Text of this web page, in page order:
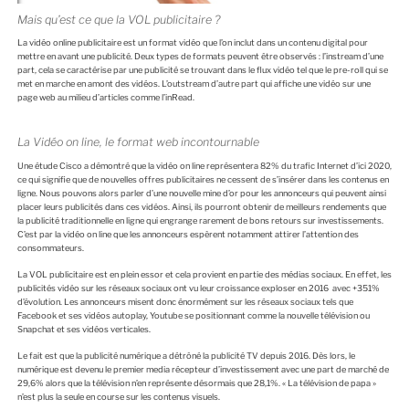
G
o
g
e
a
c
e
o
»
Mais qu’est ce que la VOL publicitaire ?
La vidéo online publicitaire est un format vidéo que l’on inclut dans un contenu digital pour
mettre en avant une publicité. Deux types de formats peuvent être observés : l’instream d’une
part, cela se caractérise par une publicité se trouvant dans le flux vidéo tel que le pre-roll qui se
met en marche en amont des vidéos. L’outstream d’autre part qui affiche une vidéo sur une
page web au milieu d’articles comme l’inRead.
La Vidéo on line, le format web incontournable
Une étude Cisco a démontré que la vidéo on line représentera 82% du trafic Internet d’ici 2020,
ce qui signifie que de nouvelles offres publicitaires ne cessent de s’insérer dans les contenus en
ligne. Nous pouvons alors parler d’une nouvelle mine d’or pour les annonceurs qui peuvent ainsi
placer leurs publicités dans ces vidéos. Ainsi, ils pourront obtenir de meilleurs rendements que
la publicité traditionnelle en ligne qui engrange rarement de bons retours sur investissements.
C’est par la vidéo on line que les annonceurs espèrent notamment attirer l’attention des
consommateurs.
La VOL publicitaire est en plein essor et cela provient en partie des médias sociaux. En effet, les
publicités vidéo sur les réseaux sociaux ont vu leur croissance exploser en 2016 avec +351%
d’évolution. Les annonceurs misent donc énormément sur les réseaux sociaux tels que
Facebook et ses vidéos autoplay, Youtube se positionnant comme la nouvelle télévision ou
Snapchat et ses vidéos verticales.
Le fait est que la publicité numérique a détrôné la publicité TV depuis 2016. Dès lors, le
numérique est devenu le premier media récepteur d’investissement avec une part de marché de
29,6% alors que la télévision n’en représente désormais que 28,1%. « La télévision de papa »
n’est plus la seule en course sur les contenus visuels.